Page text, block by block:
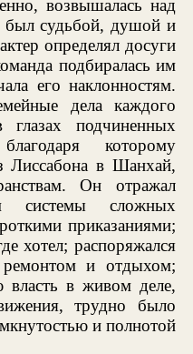
возвышалась над
был судьбой, душой и
определял досуги
подбиралась им
его наклонностям.
дела каждого
подчиненных
которому
Лиссабона в Шанхай,
Он отражал
системы сложных
приказаниями;
хотел; распоряжался
и отдыхом;
в живом деле,
трудно было
и полнотой